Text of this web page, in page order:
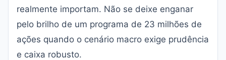
realmente importam. Não se deixe enganar
pelo brilho de um programa de 23 milhões de
ações quando o cenário macro exige prudência
e caixa robusto.